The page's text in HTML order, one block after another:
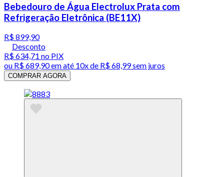
Bebedouro de Água Electrolux Prata com
Refrigeração Eletrônica (BE11X)
R$ 899,90
Desconto
R$ 634,71 no PIX
ou R$ 689,90em até 10x de R$ 68,99 sem juros
COMPRAR AGORA